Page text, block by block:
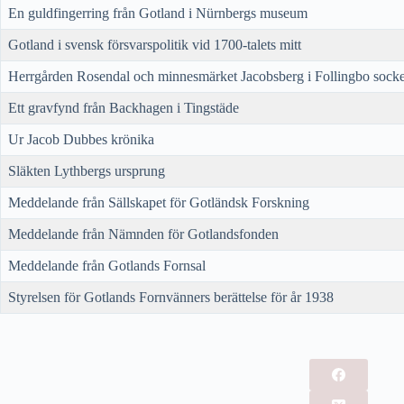
En guldfingerring från Gotland i Nürnbergs museum
Gotland i svensk försvarspolitik vid 1700-talets mitt
Herrgården Rosendal och minnesmärket Jacobsberg i Follingbo
Ett gravfynd från Backhagen i Tingstäde
Ur Jacob Dubbes krönika
Släkten Lythbergs ursprung
Meddelande från Sällskapet för Gotländsk Forskning
Meddelande från Nämnden för Gotlandsfonden
Meddelande från Gotlands Fornsal
Styrelsen för Gotlands Fornvänners berättelse för år 1938